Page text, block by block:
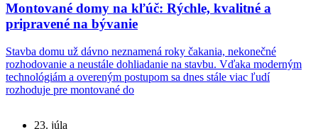
Montované domy na kľúč: Rýchle, kvalitné a
pripravené na bývanie
Stavba domu už dávno neznamená roky čakania, nekonečné
rozhodovanie a neustále dohliadanie na stavbu. Vďaka moderným
technológiám a overeným postupom sa dnes stále viac ľudí
rozhoduje pre montované do
23. júla